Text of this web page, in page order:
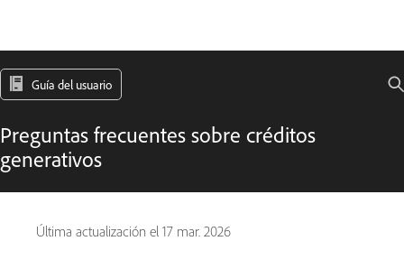
Guía del usuario
Preguntas frecuentes sobre créditos
generativos
Última actualización el 17 mar. 2026